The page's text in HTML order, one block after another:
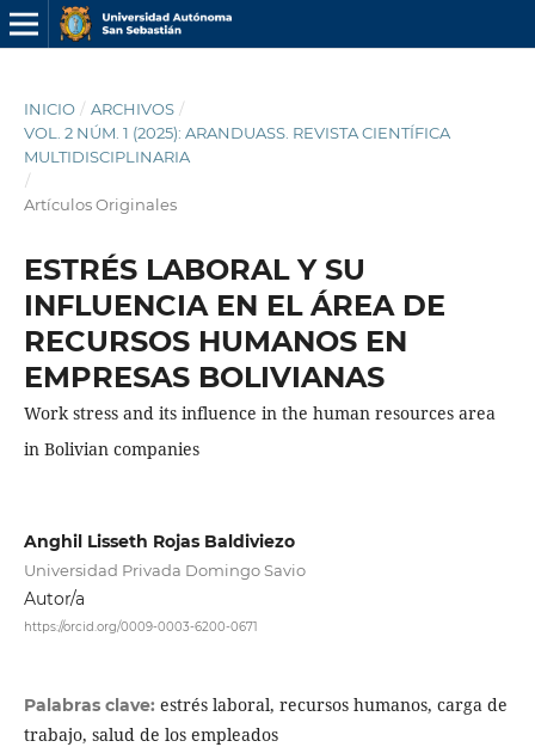
INICIO / ARCHIVOS /
VOL. 2 NÚM. 1 (2025): ARANDUASS. REVISTA CIENTÍFICA
MULTIDISCIPLINARIA
/
Artículos Originales
ESTRÉS LABORAL Y SU
INFLUENCIA EN EL ÁREA DE
RECURSOS HUMANOS EN
EMPRESAS BOLIVIANAS
Work stress and its influence in the human resources area
in Bolivian companies
Anghil Lisseth Rojas Baldiviezo
Universidad Privada Domingo Savio
Autor/a
https://orcid.org/0009-0003-6200-0671
Palabras clave: estrés laboral, recursos humanos, carga de
trabajo, salud de los empleados